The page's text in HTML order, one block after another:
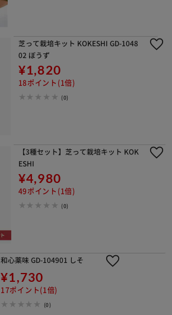
芝って栽培キット KOKESHI GD-1048
02 ぼうず
¥1,820
18ポイント(1倍)
(0)
【3種セット】芝って栽培キット KOK
ESHI
¥4,980
49ポイント(1倍)
(0)
和心薬味 GD-104901 しそ
¥1,730
17ポイント(1倍)
(0)